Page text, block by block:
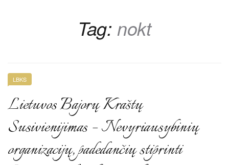
Tag: nokt
LBKS
Lietuvos Bajorų Kraštų
Susivienijimas – Nevyriausybinių
organizacijų, padedančių stiprinti